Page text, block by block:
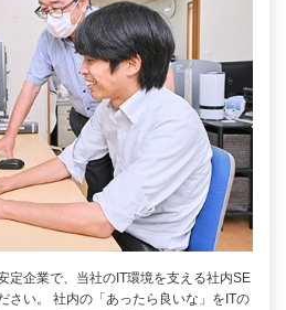
定企業で、当社のIT環境を支える社内SE
さい。 社内の「あったら良いな」をITの